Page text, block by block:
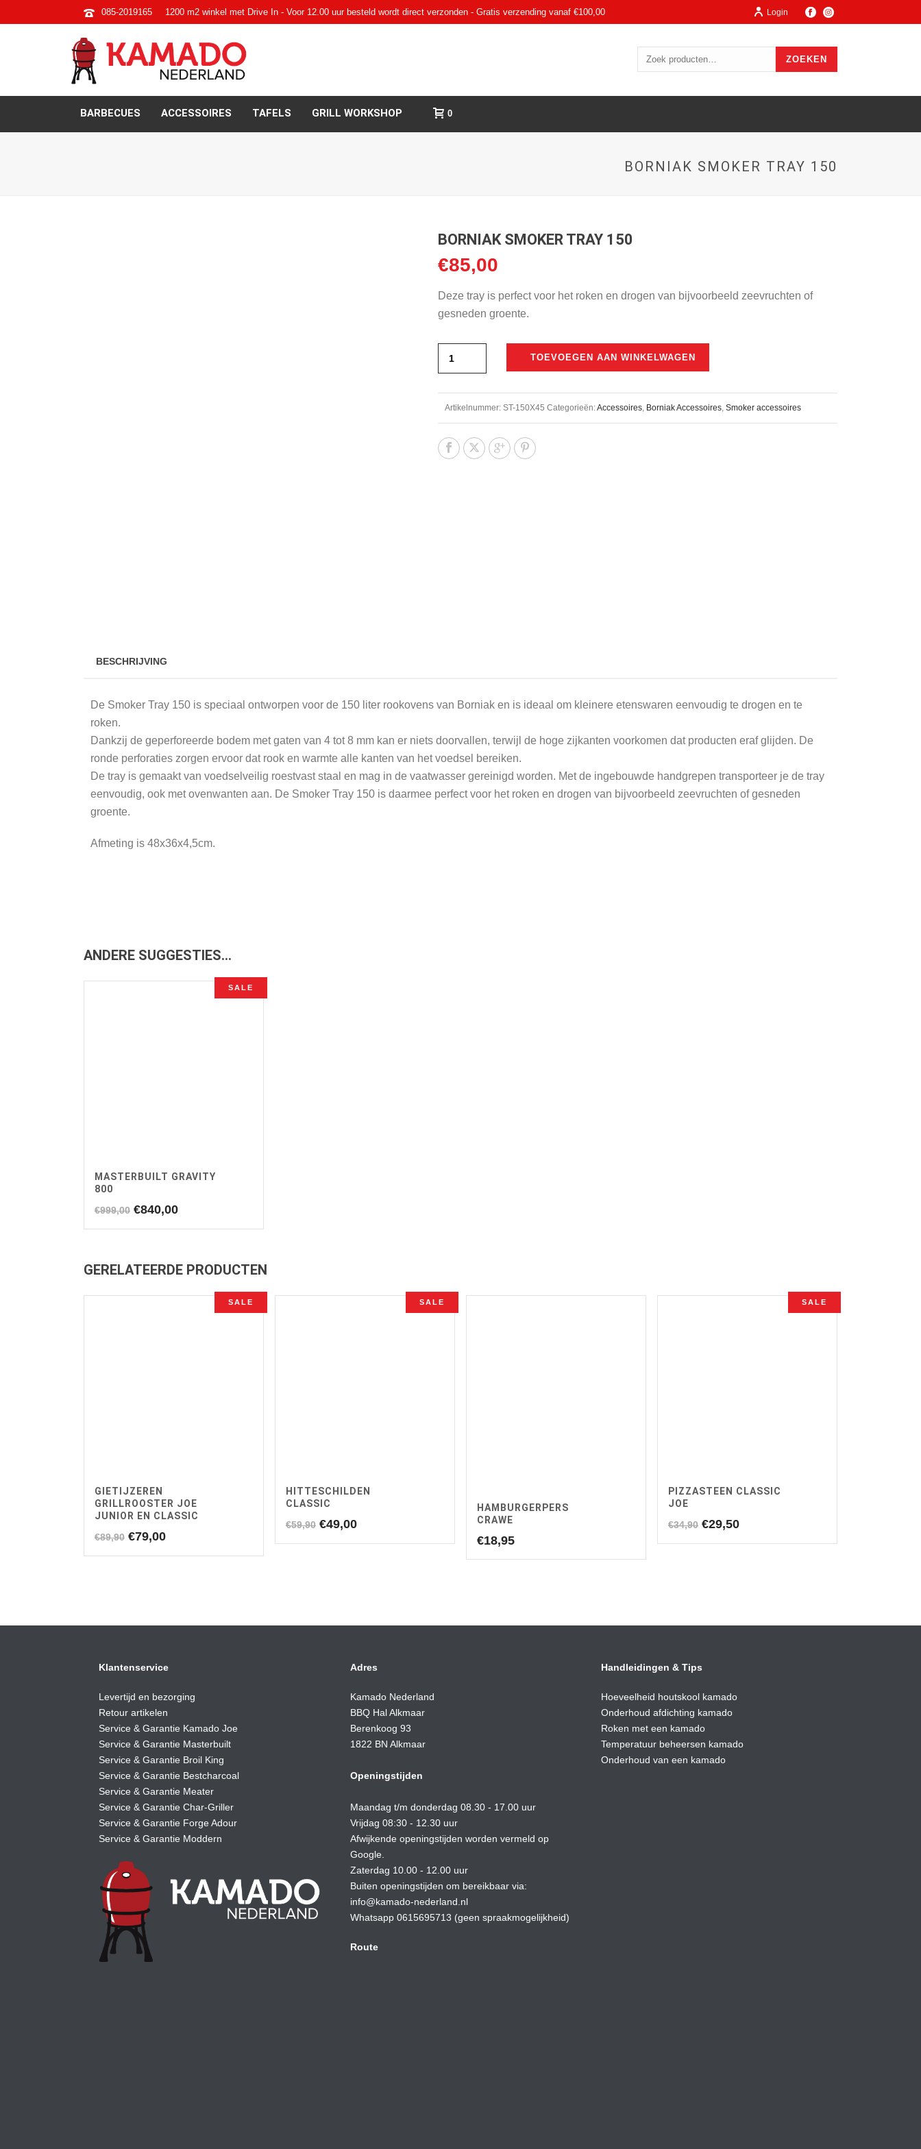
085-2019165 1200 m2 winkel met Drive In - Voor 12.00 uur besteld wordt direct verzonden - Gratis verzending vanaf €100,00 Login
ZOEKEN
BARBECUES ACCESSOIRES TAFELS GRILL WORKSHOP 0
BORNIAK SMOKER TRAY 150
BORNIAK SMOKER TRAY 150
€85,00
Deze tray is perfect voor het roken en drogen van bijvoorbeeld zeevruchten of
gesneden groente.
TOEVOEGEN AAN WINKELWAGEN
Artikelnummer: ST-150X45 Categorieën:Accessoires, Borniak Accessoires, Smoker accessoires
BESCHRIJVING
De Smoker Tray 150 is speciaal ontworpen voor de 150 liter rookovens van Borniak en is ideaal om kleinere etenswaren eenvoudig te drogen en te
roken.
Dankzij de geperforeerde bodem met gaten van 4 tot 8 mm kan er niets doorvallen, terwijl de hoge zijkanten voorkomen dat producten eraf glijden. De
ronde perforaties zorgen ervoor dat rook en warmte alle kanten van het voedsel bereiken.
De tray is gemaakt van voedselveilig roestvast staal en mag in de vaatwasser gereinigd worden. Met de ingebouwde handgrepen transporteer je de tray
eenvoudig, ook met ovenwanten aan. De Smoker Tray 150 is daarmee perfect voor het roken en drogen van bijvoorbeeld zeevruchten of gesneden
groente.
Afmeting is 48x36x4,5cm.
ANDERE SUGGESTIES…
SALE
MASTERBUILT GRAVITY
800
€999,00 Oorspronkelijke
€840,00Huidige
GERELATEERDE PRODUCTEN
SALE
GIETIJZEREN
GRILLROOSTER JOE
JUNIOR EN CLASSIC
€89,90 Oorspronkelijke
€79,00Huidige
SALE
HITTESCHILDEN
CLASSIC
€59,90 Oorspronkelijke
€49,00Huidige
HAMBURGERPERS
CRAWE
€18,95
SALE
PIZZASTEEN CLASSIC
JOE
€34,90 Oorspronkelijke
€29,50Huidige
Klantenservice
Levertijd en bezorging
Retour artikelen
Service & Garantie Kamado Joe
Service & Garantie Masterbuilt
Service & Garantie Broil King
Service & Garantie Bestcharcoal
Service & Garantie Meater
Service & Garantie Char-Griller
Service & Garantie Forge Adour
Service & Garantie Moddern
Adres
Kamado Nederland
BBQ Hal Alkmaar
Berenkoog 93
1822 BN Alkmaar
Openingstijden
Maandag t/m donderdag 08.30 - 17.00 uur
Vrijdag 08:30 - 12.30 uur
Afwijkende openingstijden worden vermeld op
Google.
Zaterdag 10.00 - 12.00 uur
Buiten openingstijden om bereikbaar via:
info@kamado-nederland.nl
Whatsapp 0615695713 (geen spraakmogelijkheid)
Route
Handleidingen & Tips
Hoeveelheid houtskool kamado
Onderhoud afdichting kamado
Roken met een kamado
Temperatuur beheersen kamado
Onderhoud van een kamado